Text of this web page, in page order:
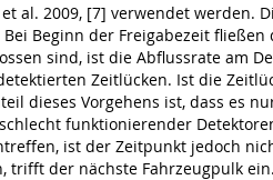
al. 2009, [7] verwendet werden.
Beginn der Freigabezeit
sind, ist die Abflussrate am
Zeitlücken. Ist die
dieses Vorgehens ist, dass es
funktionierender
ist der Zeitpunkt jedoch
der nächste Fahrzeugpulk